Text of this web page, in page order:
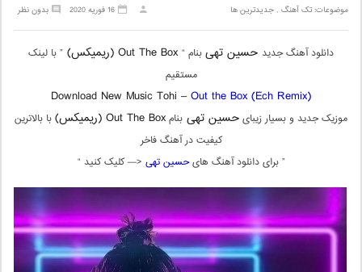
موضوعات:تک آهنگ ,جدیدترین ها بدون نظر 16 فوریه 2020
دانلود آهنگ جدید حسین تهیبنام “Out The Box (ریمیکس)
” با لینک
مستقیم
Download New Music Tohi –Out the Box (Ech Remix)
موزیک جدید و بسیار زیبایحسین تهی بنامOut The Box (ریمیکس)
با بالاترین
کیفیت در آهنگ فاخر
” برای دانلود آهنگ هایحسین تهی <— کلیک کنید “